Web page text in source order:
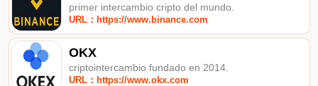
primer intercambio cripto del mundo.
URL：https://www.binance.com
OKX
criptointercambio fundado en 2014.
URL：https://www.okx.com